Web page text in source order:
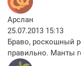
Арслан
25.07.2013 15:13
Браво, роскошный
правильно. Манты